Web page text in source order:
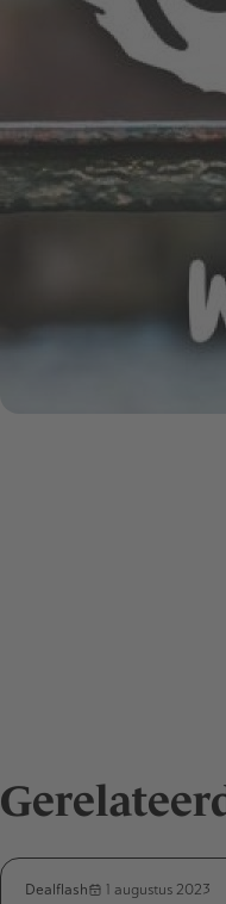
Dealflash 1 augustus 2023